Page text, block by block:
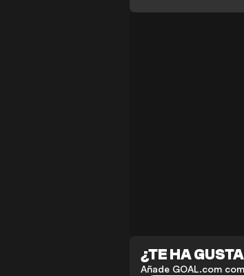
¿TE HA
Añade GOAL.com